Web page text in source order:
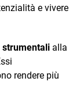
e vivere
strumentali alla
rendere più